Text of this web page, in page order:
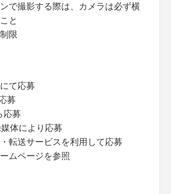
で撮影する際は、カメラは必ず横
と
限
て応募
募
応募
体により応募
転送サービスを利用して応募
ムページを参照